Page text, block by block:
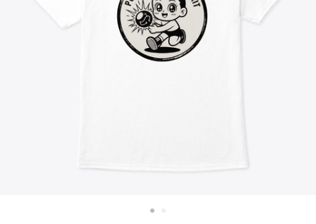
Vendez partout
Vendre n'importe quoi